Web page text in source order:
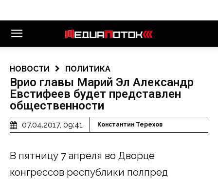
НОВОСТИ ПОЛИТИКА
Врио главы Марий Эл Александр
Евстифеев будет представлен
общественности
07.04.2017, 09:41 Константин Терехов
В пятницу 7 апреля во Дворце
конгрессов республики полпред